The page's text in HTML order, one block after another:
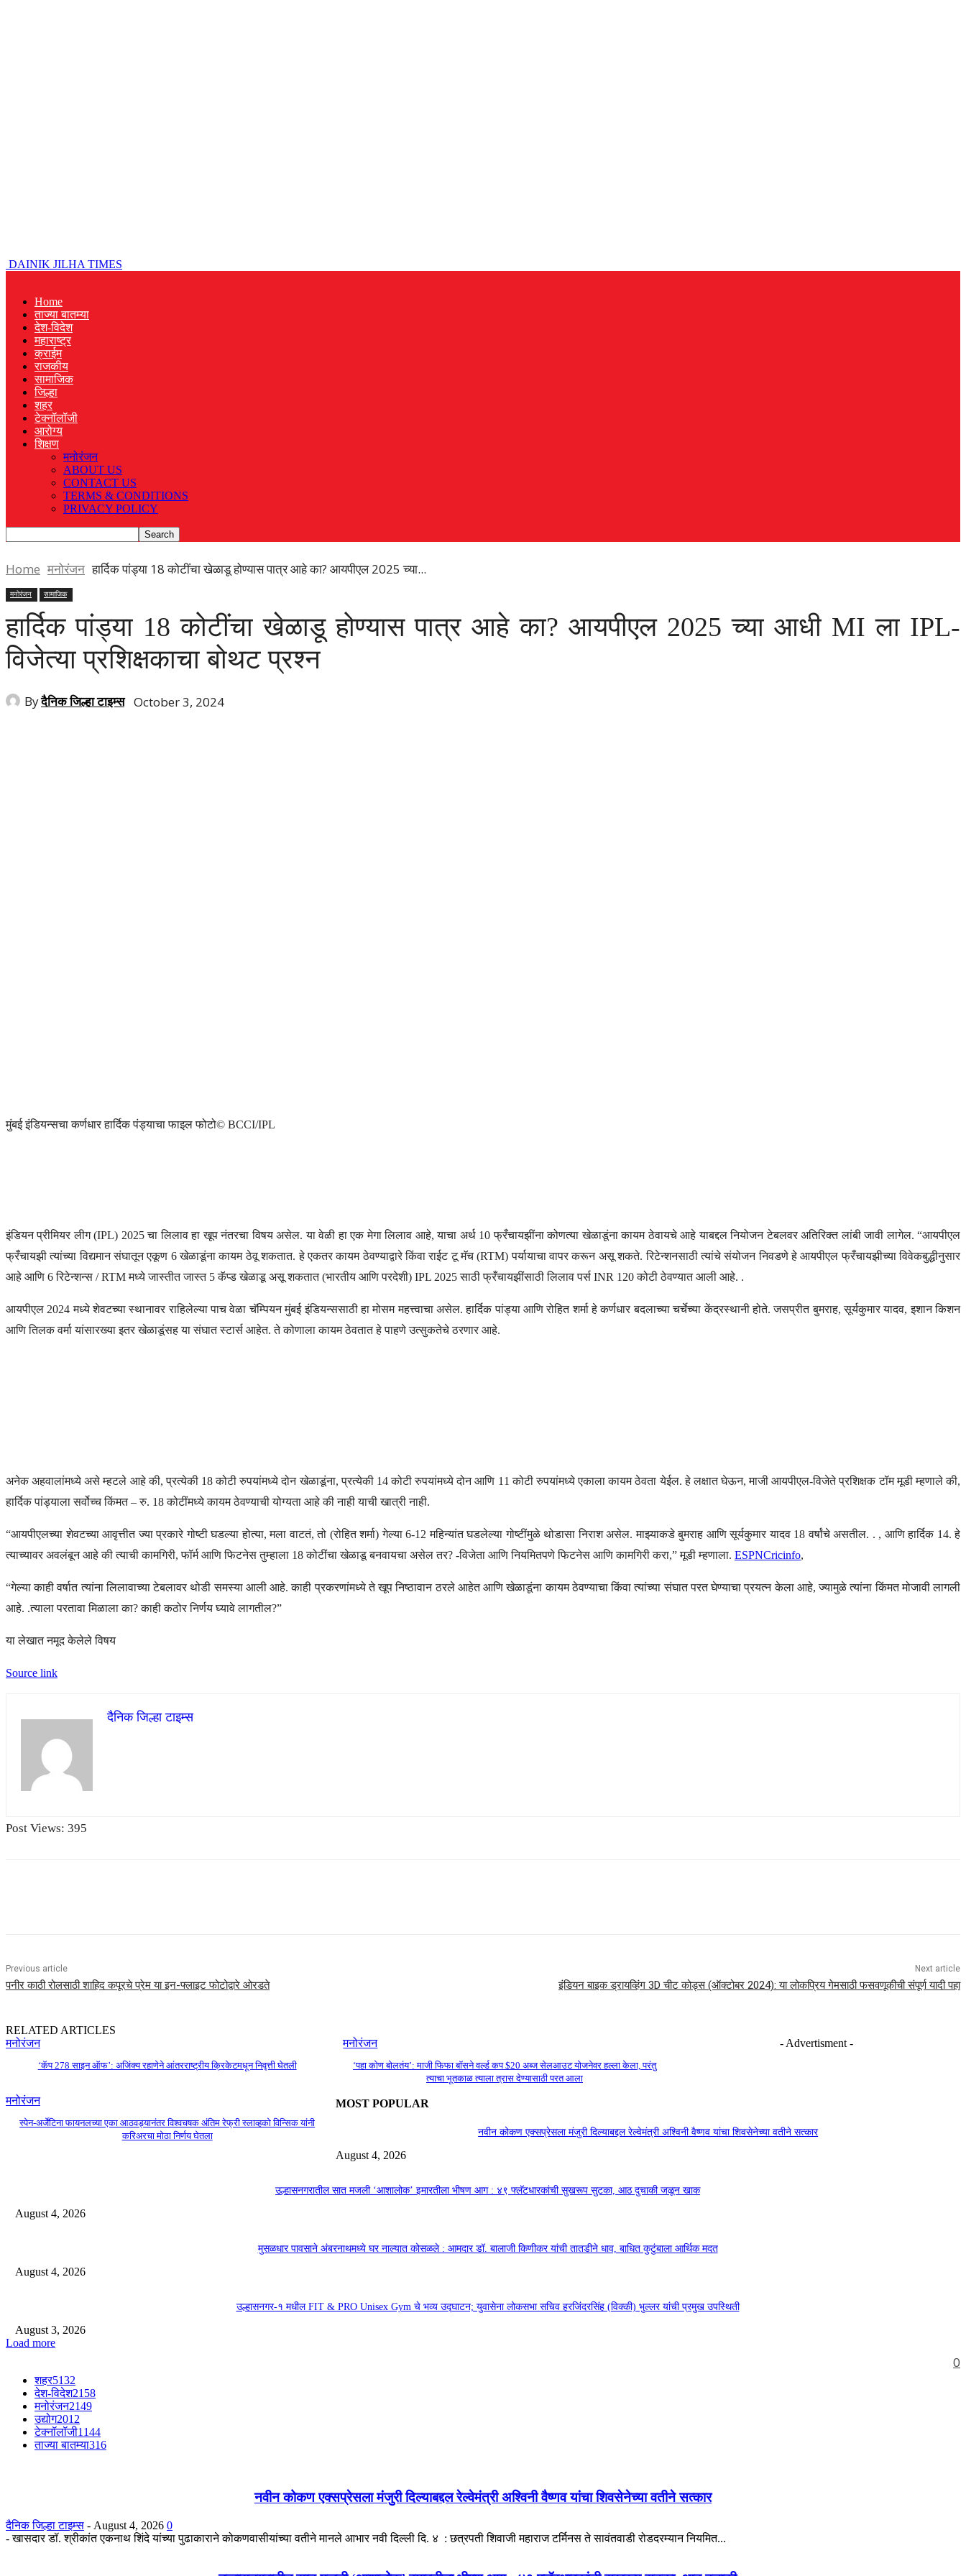
DAINIK JILHA TIMES
Home
ताज्या बातम्या
देश-विदेश
महाराष्ट्र
क्राईम
राजकीय
सामाजिक
जिल्हा
शहर
टेक्नॉलॉजी
आरोग्य
शिक्षण
मनोरंजन
ABOUT US
CONTACT US
TERMS & CONDITIONS
PRIVACY POLICY
Home मनोरंजन हार्दिक पांड्या 18 कोटींचा खेळाडू होण्यास पात्र आहे का? आयपीएल 2025 च्या...
मनोरंजन सामाजिक
हार्दिक पांड्या 18 कोटींचा खेळाडू होण्यास पात्र आहे का? आयपीएल 2025 च्या आधी MI ला IPL-
विजेत्या प्रशिक्षकाचा बोथट प्रश्न
Byदैनिक जिल्हा टाइम्स October 3, 2024
मुंबई इंडियन्सचा कर्णधार हार्दिक पंड्याचा फाइल फोटो© BCCI/IPL
इंडियन प्रीमियर लीग (IPL) 2025 चा लिलाव हा खूप नंतरचा विषय असेल. या वेळी हा एक मेगा लिलाव आहे, याचा अर्थ 10 फ्रँचायझींना कोणत्या खेळाडूंना कायम ठेवायचे आहे याबद्दल नियोजन टेबलवर अतिरिक्त लांबी जावी लागेल. “आयपीएल
फ्रँचायझी त्यांच्या विद्यमान संघातून एकूण 6 खेळाडूंना कायम ठेवू शकतात. हे एकतर कायम ठेवण्याद्वारे किंवा राईट टू मॅच (RTM) पर्यायाचा वापर करून असू शकते. रिटेन्शनसाठी त्यांचे संयोजन निवडणे हे आयपीएल फ्रँचायझीच्या विवेकबुद्धीनुसार
आहे आणि 6 रिटेन्शन्स / RTM मध्ये जास्तीत जास्त 5 कॅप्ड खेळाडू असू शकतात (भारतीय आणि परदेशी) IPL 2025 साठी फ्रँचायझींसाठी लिलाव पर्स INR 120 कोटी ठेवण्यात आली आहे. .
आयपीएल 2024 मध्ये शेवटच्या स्थानावर राहिलेल्या पाच वेळा चॅम्पियन मुंबई इंडियन्ससाठी हा मोसम महत्त्वाचा असेल. हार्दिक पांड्या आणि रोहित शर्मा हे कर्णधार बदलाच्या चर्चेच्या केंद्रस्थानी होते. जसप्रीत बुमराह, सूर्यकुमार यादव, इशान किशन
आणि तिलक वर्मा यांसारख्या इतर खेळाडूंसह या संघात स्टार्स आहेत. ते कोणाला कायम ठेवतात हे पाहणे उत्सुकतेचे ठरणार आहे.
अनेक अहवालांमध्ये असे म्हटले आहे की, प्रत्येकी 18 कोटी रुपयांमध्ये दोन खेळाडूंना, प्रत्येकी 14 कोटी रुपयांमध्ये दोन आणि 11 कोटी रुपयांमध्ये एकाला कायम ठेवता येईल. हे लक्षात घेऊन, माजी आयपीएल-विजेते प्रशिक्षक टॉम मूडी म्हणाले की,
हार्दिक पांड्याला सर्वोच्च किंमत – रु. 18 कोटींमध्ये कायम ठेवण्याची योग्यता आहे की नाही याची खात्री नाही.
“आयपीएलच्या शेवटच्या आवृत्तीत ज्या प्रकारे गोष्टी घडल्या होत्या, मला वाटतं, तो (रोहित शर्मा) गेल्या 6-12 महिन्यांत घडलेल्या गोष्टींमुळे थोडासा निराश असेल. माझ्याकडे बुमराह आणि सूर्यकुमार यादव 18 वर्षांचे असतील. . , आणि हार्दिक 14. हे
त्याच्यावर अवलंबून आहे की त्याची कामगिरी, फॉर्म आणि फिटनेस तुम्हाला 18 कोटींचा खेळाडू बनवायचा असेल तर? -विजेता आणि नियमितपणे फिटनेस आणि कामगिरी करा,” मूडी म्हणाला. ESPNCricinfo,
“गेल्या काही वर्षात त्यांना लिलावाच्या टेबलावर थोडी समस्या आली आहे. काही प्रकरणांमध्ये ते खूप निष्ठावान ठरले आहेत आणि खेळाडूंना कायम ठेवण्याचा किंवा त्यांच्या संघात परत घेण्याचा प्रयत्न केला आहे, ज्यामुळे त्यांना किंमत मोजावी लागली
आहे. .त्याला परतावा मिळाला का? काही कठोर निर्णय घ्यावे लागतील?”
या लेखात नमूद केलेले विषय
Source link
दैनिक जिल्हा टाइम्स
Post Views: 395
Previous article
पनीर काठी रोलसाठी शाहिद कपूरचे प्रेम या इन-फ्लाइट फोटोद्वारे ओरडते
Next article
इंडियन बाइक ड्रायव्हिंग 3D चीट कोड्स (ऑक्टोबर 2024): या लोकप्रिय गेमसाठी फसवणूकीची संपूर्ण यादी पहा
RELATED ARTICLES
मनोरंजन
‘कॅप 278 साइन ऑफ’: अजिंक्य रहाणेने आंतरराष्ट्रीय क्रिकेटमधून निवृत्ती घेतली
मनोरंजन
‘पहा कोण बोलतंय’: माजी फिफा बॉसने वर्ल्ड कप $20 अब्ज सेलआउट योजनेवर हल्ला केला, परंतु
त्याचा भूतकाळ त्याला त्रास देण्यासाठी परत आला
मनोरंजन
स्पेन-अर्जेंटिना फायनलच्या एका आठवड्यानंतर विश्वचषक अंतिम रेफ्री स्लाव्हको विन्सिक यांनी
करिअरचा मोठा निर्णय घेतला
- Advertisment -
MOST POPULAR
नवीन कोकण एक्सप्रेसला मंजुरी दिल्याबद्दल रेल्वेमंत्री अश्विनी वैष्णव यांचा शिवसेनेच्या वतीने सत्कार
August 4, 2026
उल्हासनगरातील सात मजली ‘आशालोक’ इमारतीला भीषण आग : ४९ फ्लॅटधारकांची सुखरूप सुटका, आठ दुचाकी जळून खाक
August 4, 2026
मुसळधार पावसाने अंबरनाथमध्ये घर नाल्यात कोसळले : आमदार डॉ. बालाजी किणीकर यांची तातडीने धाव, बाधित कुटुंबाला आर्थिक मदत
August 4, 2026
उल्हासनगर-१ मधील FIT & PRO Unisex Gym चे भव्य उद्घाटन; युवासेना लोकसभा सचिव हरजिंदरसिंह (विक्की) भुल्लर यांची प्रमुख उपस्थिती
August 3, 2026
Load more
0
शहर5132
देश-विदेश2158
मनोरंजन2149
उद्योग2012
टेक्नॉलॉजी1144
ताज्या बातम्या316
नवीन कोकण एक्सप्रेसला मंजुरी दिल्याबद्दल रेल्वेमंत्री अश्विनी वैष्णव यांचा शिवसेनेच्या वतीने सत्कार
दैनिक जिल्हा टाइम्स - August 4, 2026 0
- खासदार डॉ. श्रीकांत एकनाथ शिंदे यांच्या पुढाकाराने कोकणवासीयांच्या वतीने मानले आभार नवी दिल्ली दि. ४ : छत्रपती शिवाजी महाराज टर्मिनस ते सावंतवाडी रोडदरम्यान नियमित...